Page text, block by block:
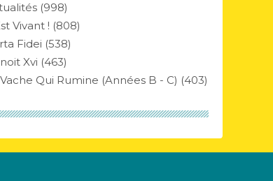
(998)
Vivant ! (808)
Fidei (538)
Xvi (463)
Qui Rumine (années B - C) (403)